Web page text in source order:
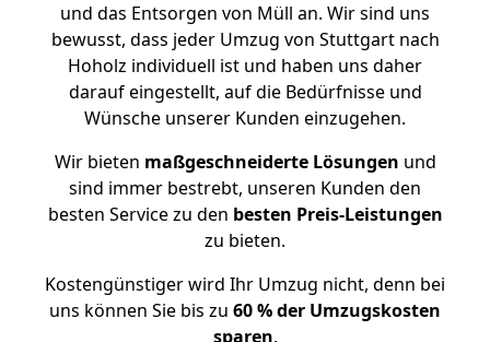
und das Entsorgen von Müll an. Wir sind uns
bewusst, dass jeder Umzug von Stuttgart nach
Hoholz individuell ist und haben uns daher
darauf eingestellt, auf die Bedürfnisse und
Wünsche unserer Kunden einzugehen.
Wir bieten maßgeschneiderte Lösungen und
sind immer bestrebt, unseren Kunden den
besten Service zu den besten Preis-Leistungen
zu bieten.
Kostengünstiger wird Ihr Umzug nicht, denn bei
uns können Sie bis zu 60 % der Umzugskosten
sparen.